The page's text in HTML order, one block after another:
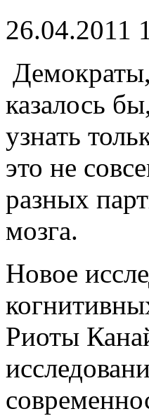
26.04.2011
казалось
узнать
это не
разных
мозга.
Новое
Риоты